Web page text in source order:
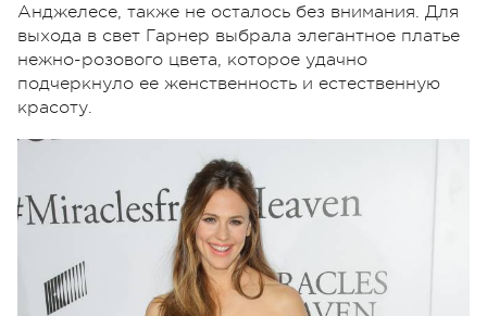
Анджелесе, также не осталось без внимания. Для
выхода в свет Гарнер выбрала элегантное платье
нежно-розового цвета, которое удачно
подчеркнуло ее женственность и естественную
красоту.